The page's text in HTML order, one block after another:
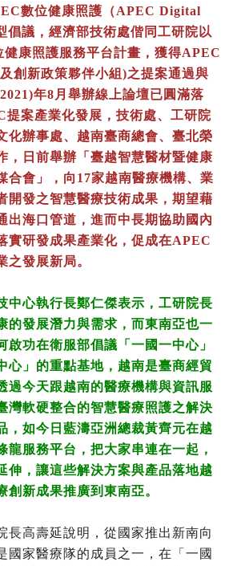
數位健康照護（APEC Digital
倡議，經濟部技術處偕同工研院以
康照護服務平台計畫，獲得APEC
創新政策夥伴小組)之提案通過與
年8月舉辦線上論壇已圓滿落
提案產業化發展，技術處、工研院
化辦事處、越南臺商總會、臺北榮
，日前舉辦「臺越智慧醫材暨健康
合會」，向17家越南醫療機構、業
開發之智慧醫療技術成果，期望藉
出海口管道，進而中長期協助國內
實研發成果產業化，促成在APEC
之發展新局。
中心執行長鄭仁傑表示，工研院長
的發展潛力與需求，而東南亞也一
啟功在衛服部倡議「一國一中心」
心」的重點基地，越南是臺商經貿
過今天跟越南的醫療機構與資訊服
灣軟硬整合的智慧醫療照護之解決
，如今日藍濤亞洲總裁黃齊元在越
龍服務平台，把大家串連在一起，
伸，讓這些解決方案與產品落地越
創新成果推廣到東南亞。
長高壽延說明，從國家推出新南向
國家醫療隊的成員之一，在「一國